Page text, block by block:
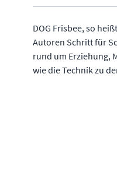
DOG Frisbee, so
Autoren Schritt für
rund um Erziehung,
wie die Technik zu